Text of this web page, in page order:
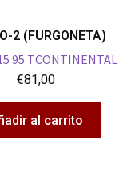
2 (FURGONETA)
95 TCONTINENTAL
€81,00
al carrito